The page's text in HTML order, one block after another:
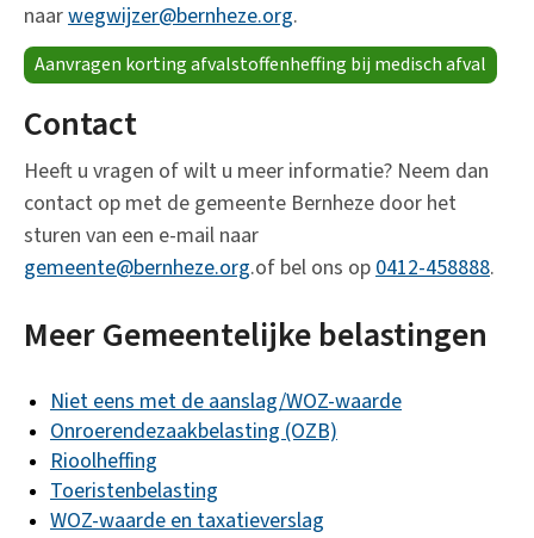
naarwegwijzer@bernheze.org.
Aanvragen korting afvalstoffenheffing bij medisch afval
Contact
Heeft u vragen of wilt u meer informatie? Neem dan
contact op met de gemeente Bernheze door het
sturen van een e-mail naar
gemeente@bernheze.org.of bel ons op 0412-458888.
Meer Gemeentelijke belastingen
Niet eens met de aanslag/WOZ-waarde
Onroerendezaakbelasting (OZB)
Rioolheffing
Toeristenbelasting
WOZ-waarde en taxatieverslag